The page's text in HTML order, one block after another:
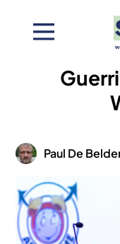
Afbeelding
Paul De
Afbeelding